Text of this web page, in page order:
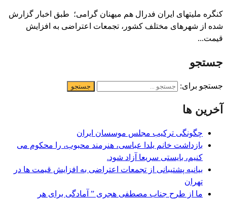
کنگره ملیتهای ایران فدرال هم میهنان گرامی؛ طبق اخبار گزارش
شده از شهرهای مختلف کشور، تجمعات اعتراضی به افزایش
قیمت...
جستجو
جستجو برای:
آخرین ها
چگونگی ترکیب مجلس موسسان ایران
بازداشت خانم یلدا عباسی، هنرمند محبوب، را محکوم می
کنیم، بایستی سریعا آزاد شود.
بیانیه پشتیبانی از تجمعات اعتراضی به افزایش قیمت ها در
تھران
ما از طرح جناب مصطفی هجری ” آمادگی برای هر